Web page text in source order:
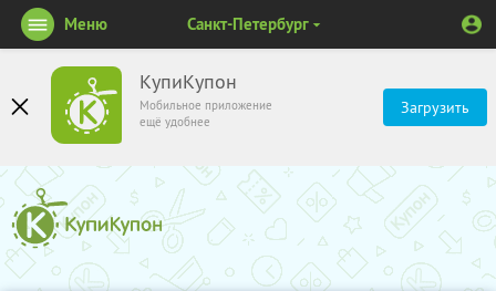
КупиКупон
Мобильное приложение
ещё удобнее
Загрузить
Меню Санкт-Петербург